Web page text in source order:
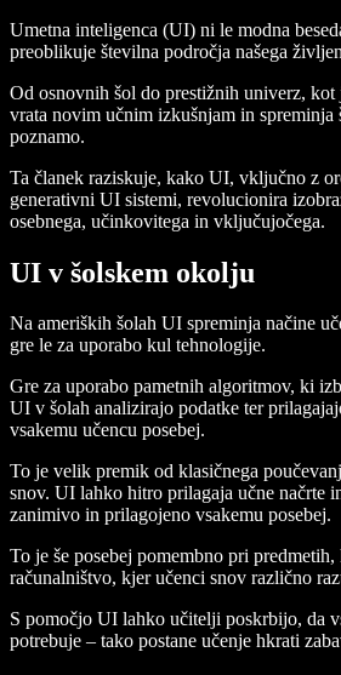
Umetna inteligenca (UI) ni le modna
preoblikuje številna področja našega
Od osnovnih šol do prestižnih univerz,
vrata novim učnim izkušnjam in spreminja
poznamo.
Ta članek raziskuje, kako UI, vključno z
generativni UI sistemi, revolucionira
osebnega, učinkovitega in vključujočega.
UI v šolskem okolju
Na ameriških šolah UI spreminja načine
gre le za uporabo kul tehnologije.
Gre za uporabo pametnih algoritmov, ki
UI v šolah analizirajo podatke ter
vsakemu učencu posebej.
To je velik premik od klasičnega
snov. UI lahko hitro prilagaja učne načrte
zanimivo in prilagojeno vsakemu posebej.
To je še posebej pomembno pri
računalništvo, kjer učenci snov različno
S pomočjo UI lahko učitelji poskrbijo, da
potrebuje – tako postane učenje hkrati